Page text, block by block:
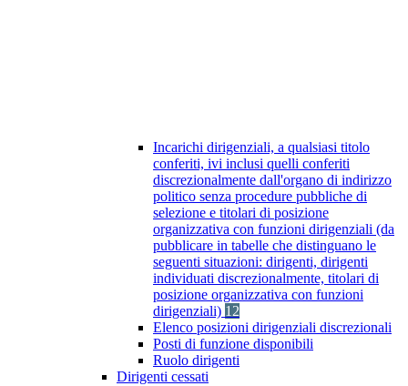
Incarichi dirigenziali, a qualsiasi titolo
conferiti, ivi inclusi quelli conferiti
discrezionalmente dall'organo di indirizzo
politico senza procedure pubbliche di
selezione e titolari di posizione
organizzativa con funzioni dirigenziali (da
pubblicare in tabelle che distinguano le
seguenti situazioni: dirigenti, dirigenti
individuati discrezionalmente, titolari di
posizione organizzativa con funzioni
dirigenziali) 12
Elenco posizioni dirigenziali discrezionali
Posti di funzione disponibili
Ruolo dirigenti
Dirigenti cessati